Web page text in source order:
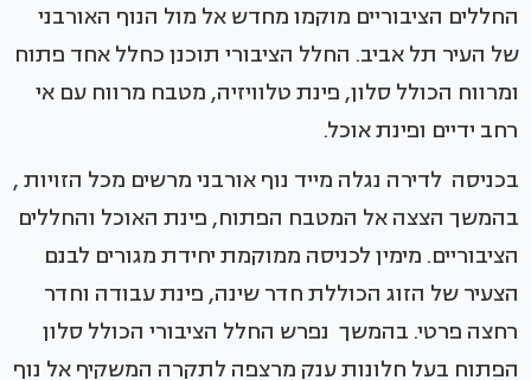
החללים הציבוריים מוקמו מחדש אל מול הנוף האורבני
של העיר תל אביב. החלל הציבורי תוכנן כחלל אחד פתוח
ומרווח הכולל סלון, פינת טלוויזיה, מטבח מרווח עם אי
רחב ידיים ופינת אוכל.
בכניסה לדירה נגלה מייד נוף אורבני מרשים מכל הזויות ,
בהמשך הצצה אל המטבח הפתוח, פינת האוכל והחללים
הציבוריים. מימין לכניסה ממוקמת יחידת מגורים לבנם
הצעיר של הזוג הכוללת חדר שינה, פינת עבודה וחדר
רחצה פרטי. בהמשך נפרש החלל הציבורי הכולל סלון
הפתוח בעל חלונות ענק מרצפה לתקרה המשקיף אל נוף